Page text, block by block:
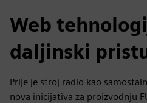
Web
daljinski
Prije je stroj radio kao
nova inicijativa za proizvodnju